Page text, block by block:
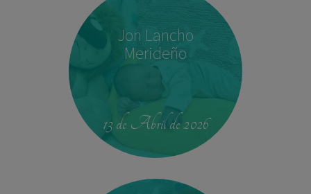
Jon Lancho
Merideño
13 de Abril de 2026